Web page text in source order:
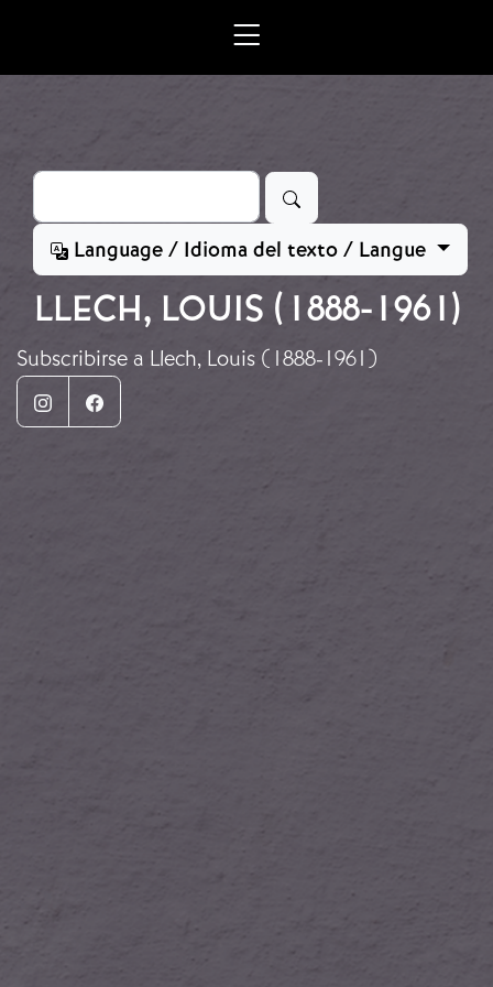
Buscar
Language / Idioma del texto / Langue
LLECH, LOUIS (1888-1961)
Subscribirse a Llech, Louis (1888-1961)
InstagramFacebook